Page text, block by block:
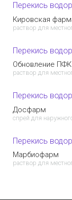
Перекись
Кировская
раствор для
Перекись
Обновление ПФК
раствор для
Перекись
Досфарм
спрей для
Перекись
Марбиофарм
раствор для